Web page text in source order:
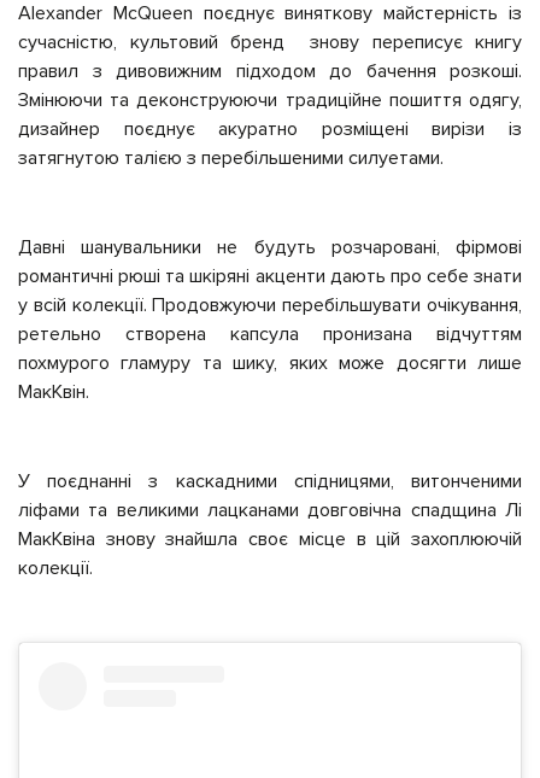
Alexander McQueen поєднує виняткову майстерність із
сучасністю, культовий бренд знову переписує книгу
правил з дивовижним підходом до бачення розкоші.
Змінюючи та деконструюючи традиційне пошиття одягу,
дизайнер поєднує акуратно розміщені вирізи із
затягнутою талією з перебільшеними силуетами.
Давні шанувальники не будуть розчаровані, фірмові
романтичні рюші та шкіряні акценти дають про себе знати
у всій колекції.Продовжуючи перебільшувати очікування,
ретельно створена капсула пронизана відчуттям
похмурого гламуру та шику, яких може досягти лише
МакКвін.
У поєднанні з каскадними спідницями, витонченими
ліфами та великими лацканами довговічна спадщина Лі
МакКвіна знову знайшла своє місце в цій захоплюючій
колекції.